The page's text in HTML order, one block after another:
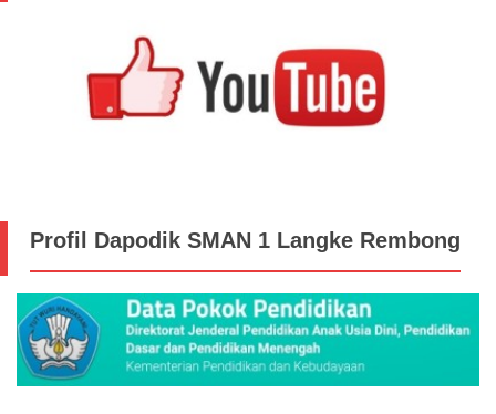
Profil Dapodik SMAN 1 Langke Rembong